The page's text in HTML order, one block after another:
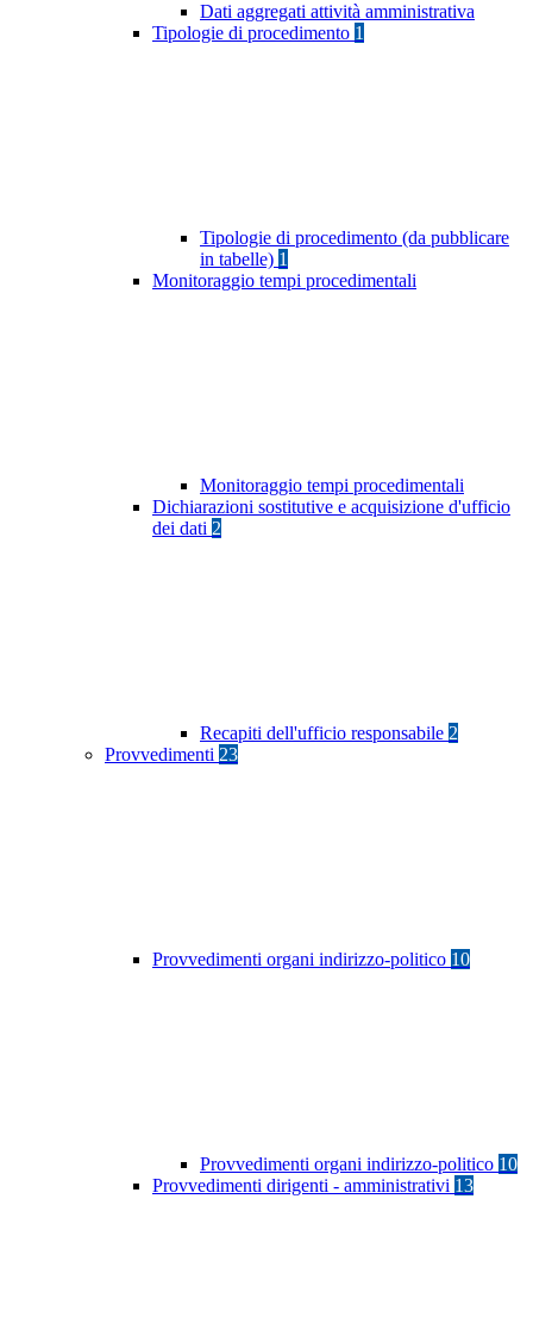
Dati aggregati attività amministrativa
Tipologie di procedimento 1
Tipologie di procedimento (da pubblicare
in tabelle) 1
Monitoraggio tempi procedimentali
Monitoraggio tempi procedimentali
Dichiarazioni sostitutive e acquisizione d'ufficio
dei dati 2
Recapiti dell'ufficio responsabile 2
Provvedimenti 23
Provvedimenti organi indirizzo-politico 10
Provvedimenti organi indirizzo-politico 10
Provvedimenti dirigenti - amministrativi 13